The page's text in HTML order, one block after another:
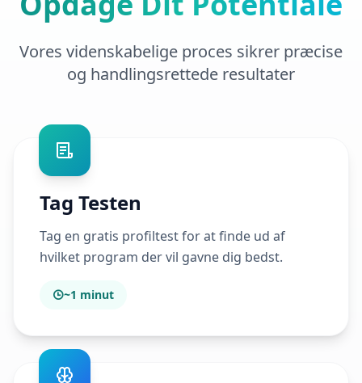
Vores videnskabelige proces sikrer præcise
og handlingsrettede resultater
Tag Testen
Tag en gratis profiltest for at finde ud af
hvilket program der vil gavne dig bedst.
~1 minut